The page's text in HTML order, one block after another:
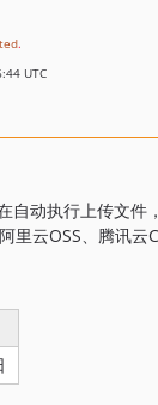
.
UTC
自动执行上传文件
里云OSS、腾讯云